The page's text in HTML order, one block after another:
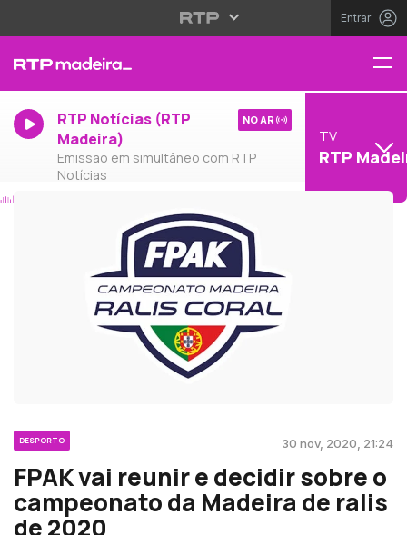
Entrar
RTP Notícias (RTP
Madeira)
Emissão em simultâneo com RTP
Notícias
NO AR
TV
RTP
DESPORTO 30 nov, 2020, 21:24
FPAK vai reunir e decidir sobre o
campeonato da Madeira de ralis
de 2020